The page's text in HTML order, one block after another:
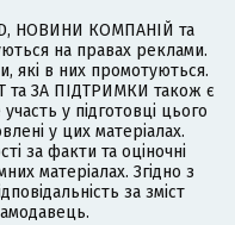
НОВИНИ КОМПАНІЙ та
на правах реклами.
які в них промотуються.
ЗА ПІДТРИМКИ також є
у підготовці цього
у цих матеріалах.
за факти та оціночні
матеріалах. Згідно з
за зміст